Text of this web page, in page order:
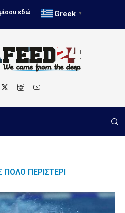
εδώ Greek ▼
ΠΕΡΙΣΤΈΡΙ